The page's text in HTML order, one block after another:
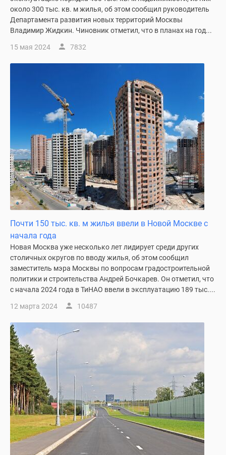
около 300 тыс. кв. м жилья, об этом сообщил руководитель
Департамента развития новых территорий Москвы
Владимир Жидкин. Чиновник отметил, что в планах на год...
15 мая 2024 7832
Почти 150 тыс. кв. м жилья ввели в Новой Москве с
начала года
Новая Москва уже несколько лет лидирует среди других
столичных округов по вводу жилья, об этом сообщил
заместитель мэра Москвы по вопросам градостроительной
политики и строительства Андрей Бочкарев. Он отметил, что
с начала 2024 года в ТиНАО ввели в эксплуатацию 189 тыс....
12 марта 2024 10487